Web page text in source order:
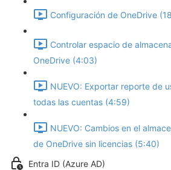
Configuración de OneDrive
Controlar espacio de
OneDrive (4:03)
NUEVO: Exportar reporte de
todas las cuentas (4:59)
NUEVO: Cambios en el
de OneDrive sin licencias (5:40)
Entra ID (Azure AD)